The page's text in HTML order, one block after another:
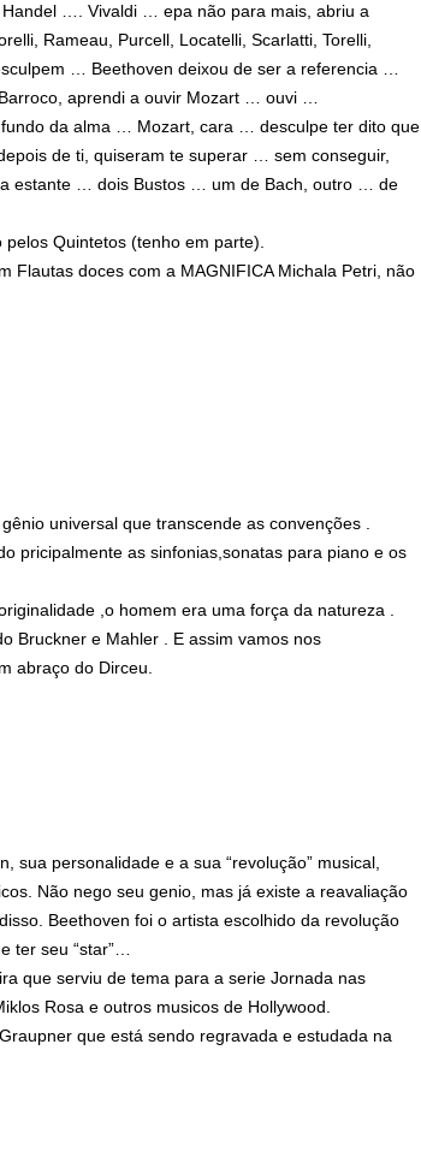
…. Vivaldi … epa não para mais, abriu a
Rameau, Purcell, Locatelli, Scarlatti, Torelli,
… Beethoven deixou de ser a referencia …
aprendi a ouvir Mozart … ouvi …
da alma … Mozart, cara … desculpe ter dito que
de ti, quiseram te superar … sem conseguir,
estante … dois Bustos … um de Bach, outro … de
Quintetos (tenho em parte).
Flautas doces com a MAGNIFICA Michala Petri, não
universal que transcende as convenções .
pricipalmente as sinfonias,sonatas para piano e os
,o homem era uma força da natureza .
Bruckner e Mahler . E assim vamos nos
abraço do Dirceu.
sua personalidade e a sua “revolução” musical,
Não nego seu genio, mas já existe a reavaliação
Beethoven foi o artista escolhido da revolução
ter seu “star”…
que serviu de tema para a serie Jornada nas
Rosa e outros musicos de Hollywood.
que está sendo regravada e estudada na